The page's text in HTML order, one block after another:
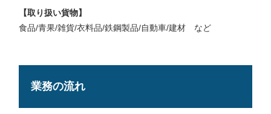
【取り扱い貨物】
食品/青果/雑貨/衣料品/鉄鋼製品/自動車/建材 など
業務の流れ